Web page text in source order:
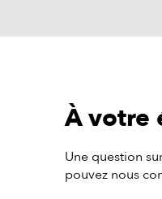
À votre
Une question
pouvez nous